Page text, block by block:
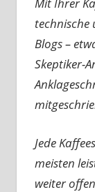
technische
Blogs –
Skeptiker-
Jede
meisten
weiter